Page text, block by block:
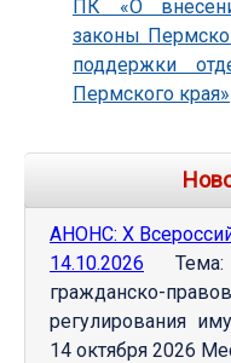
ПК «О
законы
поддержки
Пермского края»
АНОНС: Х
14.10.2026 Тема:
гражданско-
регулирования
14 октября 2026